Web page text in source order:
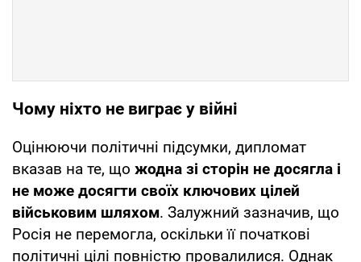
Чому ніхто не виграє у війні
Оцінюючи політичні підсумки, дипломат
вказав на те, що жодна зі сторін не досягла і
не може досягти своїх ключових цілей
військовим шляхом. Залужний зазначив, що
Росія не перемогла, оскільки її початкові
політичні цілі повністю провалилися. Однак